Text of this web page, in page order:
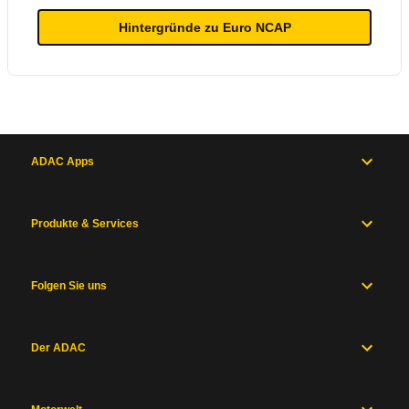
Hintergründe zu Euro NCAP
ADAC Apps
Produkte & Services
Folgen Sie uns
Der ADAC